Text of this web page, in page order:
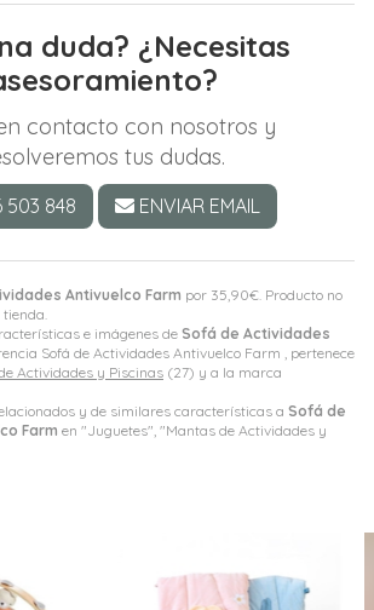
Antivuelco Farm por 35,90€. Producto no
tienda.
e imágenes de Sofá de Actividades
Sofá de Actividades Antivuelco Farm , pertenece
Actividades y Piscinas (27) y a la marca
y de similares características a Sofá de
Farm en "Juguetes", "Mantas de Actividades y
duda? ¿Necesitas
contacto con nosotros y
tus dudas.
503 848 ENVIAR EMAIL